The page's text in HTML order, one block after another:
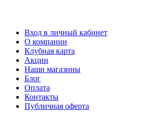
Вход в личный кабинет
О компании
Клубная карта
Акции
Наши магазины
Блог
Оплата
Контакты
Публичная оферта